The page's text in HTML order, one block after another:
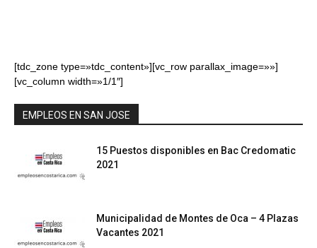
[tdc_zone type=»tdc_content»][vc_row parallax_image=»»]
[vc_column width=»1/1″]
EMPLEOS EN SAN JOSE
15 Puestos disponibles en Bac Credomatic
2021
Municipalidad de Montes de Oca – 4 Plazas
Vacantes 2021